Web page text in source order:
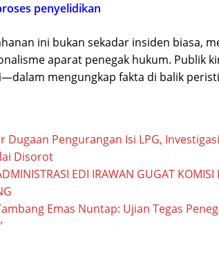
penyelidikan
ini bukan sekadar insiden biasa,
aparat penegak hukum. Publik
mengungkap fakta di balik
Dugaan Pengurangan Isi LPG,
Disorot
EDI IRAWAN GUGAT KOMISI
Emas Nuntap: Ujian Tegas